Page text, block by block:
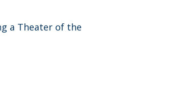
a Theater of the